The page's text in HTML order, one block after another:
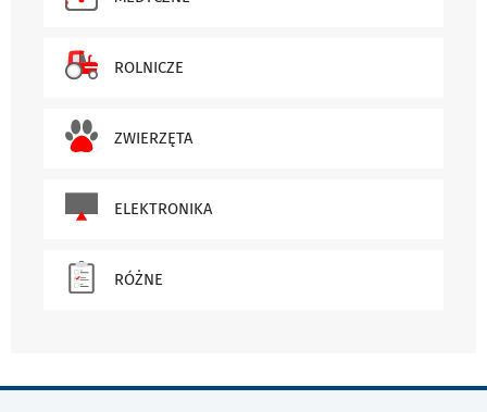
ROLNICZE
ZWIERZĘTA
ELEKTRONIKA
RÓŻNE